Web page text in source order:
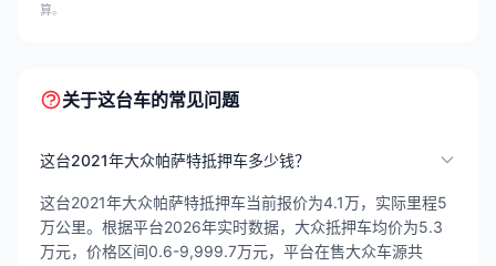
算。
关于这台车的常见问题
这台2021年大众帕萨特抵押车多少钱？
这台2021年大众帕萨特抵押车当前报价为4.1万，实际里程5
万公里。根据平台2026年实时数据，大众抵押车均价为5.3
万元，价格区间0.6-9,999.7万元，平台在售大众车源共